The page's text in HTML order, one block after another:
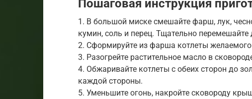
Пошаговая инструкция
1. В большой миске смешайте фарш, лук,
кумин, соль и перец. Тщательно
2. Сформируйте из фарша котлеты
3. Разогрейте растительное масло в
4. Обжаривайте котлеты с обеих сторон до
каждой стороны.
5. Уменьшите огонь, накройте сковороду